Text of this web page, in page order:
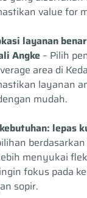
value for
layanan
Angke – Pilih
area di
layanan
mudah.
lepas
menyukai
fokus pada
sopir.